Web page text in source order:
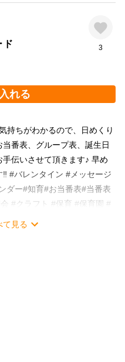
ド 3
れる
持ちがわかるので、日めくり
番表、グループ表、誕生日
伝いさせて頂きます♪ 早め
#バレンタイン #メッセージ
ダー#知育#お当番表#当番表
#クラフト #保育 #保育園 #
園式 #卒業式#壁面 #壁面飾り
ト#献立表#オーダー
て見る